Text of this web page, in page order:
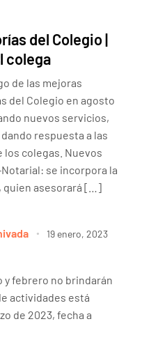
del Colegio |
colega
de las mejoras
del Colegio en agosto
nuevos servicios,
respuesta a las
los colegas. Nuevos
se incorpora la
quien asesorará […]
19 enero, 2023
y febrero no brindarán
actividades está
de 2023, fecha a